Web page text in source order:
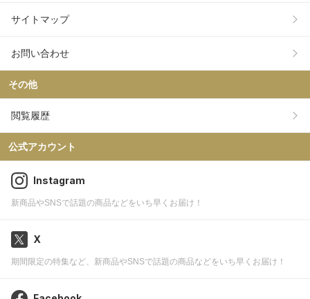
サイトマップ
お問い合わせ
その他
閲覧履歴
公式アカウント
Instagram
新商品やSNSで話題の商品などをいち早くお届け！
X
期間限定の特集など、新商品やSNSで話題の商品などをいち早くお届け！